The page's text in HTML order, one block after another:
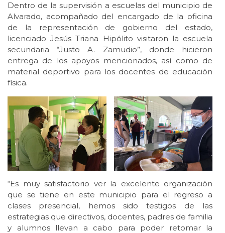
Dentro de la supervisión a escuelas del municipio de
Alvarado, acompañado del encargado de la oficina
de la representación de gobierno del estado,
licenciado Jesús Triana Hipólito visitaron la escuela
secundaria “Justo A. Zamudio”, donde hicieron
entrega de los apoyos mencionados, así como de
material deportivo para los docentes de educación
física.
“Es muy satisfactorio ver la excelente organización
que se tiene en este municipio para el regreso a
clases presencial, hemos sido testigos de las
estrategias que directivos, docentes, padres de familia
y alumnos llevan a cabo para poder retomar la